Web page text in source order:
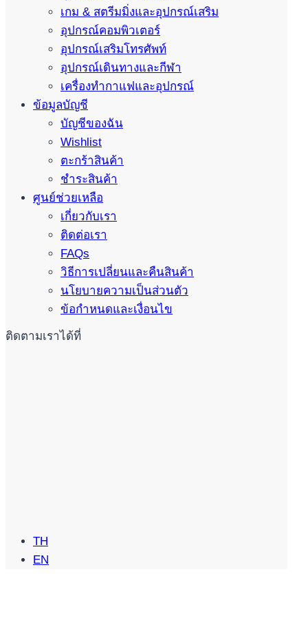
เกม & สตรีมมิ่งและอุปกรณ์เสริม
อุปกรณ์คอมพิวเตอร์
อุปกรณ์เสริมโทรศัพท์
อุปกรณ์เดินทางและกีฬา
เครื่องทำกาแฟและอุปกรณ์
ข้อมูลบัญชี
บัญชีของฉัน
Wishlist
ตะกร้าสินค้า
ชำระสินค้า
ศูนย์ช่วยเหลือ
เกี่ยวกับเรา
ติดต่อเรา
FAQs
วิธีการเปลี่ยนและคืนสินค้า
นโยบายความเป็นส่วนตัว
ข้อกำหนดและเงื่อนไข
ติดตามเราได้ที่
TH
EN